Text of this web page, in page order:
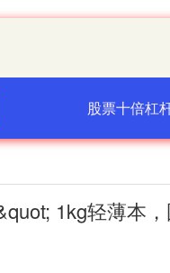
股票十倍杠
1kg轻薄本